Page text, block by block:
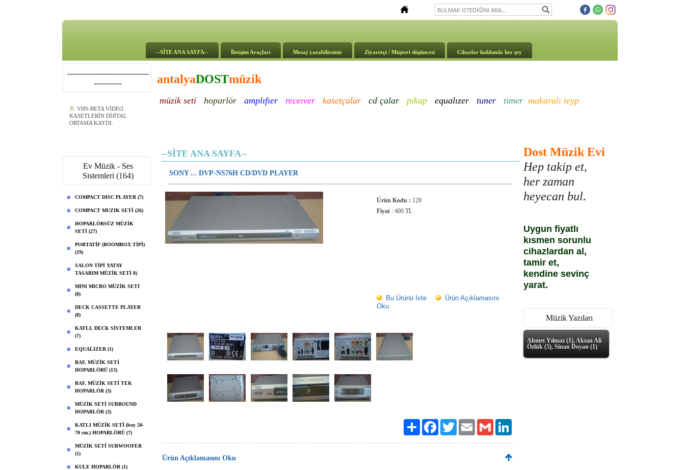
--SİTE ANA SAYFA-- İletişim Araçları Mesaj yazabilirsiniz Ziyaretçi / Müşteri düşüncesi Cihazlar hakkında her şey
--------------------------------
-----------
VHS-BETA VİDEO
KASETLERİN DİJİTAL
ORTAMA KAYDI.
Ev Müzik - Ses
Sistemleri (164)
COMPACT DISC PLAYER (7)
COMPACT MUZIK SETİ (26)
HOPARLÖRSÜZ MÜZİK
SETİ (27)
PORTATİF (BOOMBOX TİPİ)
(19)
SALON TİPİ YATAY
TASARIM MÜZİK SETİ 8)
MINI MICRO MÜZİK SETİ
(8)
DECK CASSETTE PLAYER
(8)
KATLI, DECK SİSTEMLER
(7)
EQUALIZER (1)
RAF, MÜZİK SETİ
HOPARLÖRÜ (13)
RAF, MÜZİK SETİ TEK
HOPARLÖR (3)
MÜZİK SETİ SURROUND
HOPARLÖR (3)
KATLI MÜZİK SETİ (boy 50-
70 cm.) HOPARLÖRÜ (7)
MÜZİK SETİ SUBWOOFER
(1)
KULE HOPARLÖR (1)
antalyaDOSTmüzik
müzik seti hoparlör amplıfıer receıver kasetçalar cd çalar pikap equalızer tuner timer makaralı teyp
--SİTE ANA SAYFA--
SONY ... DVP-NS76H CD/DVD PLAYER
Ürün Kodu : 128
Fiyat : 400 TL
Bu Ürünü İste
Ürün Açıklamasını
Oku
Paylaş FacebookTwitter Email Gmail
Ürün Açıklamasını Oku
Dost Müzik Evi
Hep takip et,
her zaman
heyecan bul.
Uygun fiyatlı
kısmen sorunlu
cihazlardan al,
tamir et,
kendine sevinç
yarat.
Müzik Yazıları
Ahmet Yılmaz (1), Aktan Ali
Özlük (5), Sinan Doyan (1)